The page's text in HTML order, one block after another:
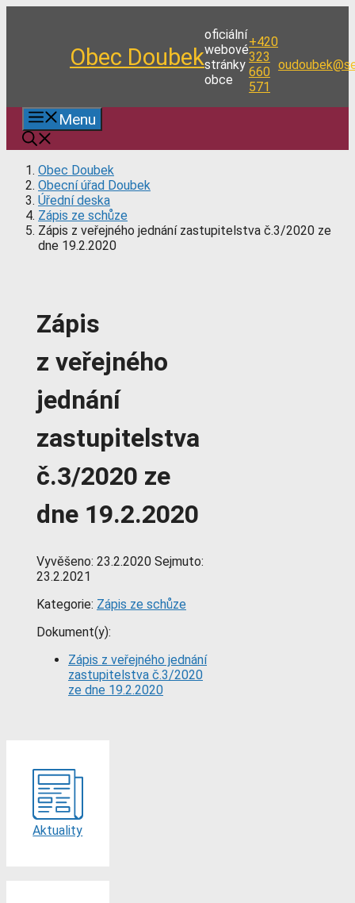
Obec Doubek
oficiální
webové
stránky
obce
+420
323
660
571
Menu
Obec Doubek
Obecní úřad Doubek
Úřední deska
Zápis ze schůze
Zápis z veřejného jednání zastupitelstva č.3/2020 ze
dne 19.2.2020
Zápis
z veřejného
jednání
zastupitelstva
č.3/2020 ze
dne 19.2.2020
Vyvěšeno: 23.2.2020 Sejmuto:
23.2.2021
Kategorie: Zápis ze schůze
Dokument(y):
Zápis z veřejného jednání
zastupitelstva č.3/2020
ze dne 19.2.2020
Aktuality